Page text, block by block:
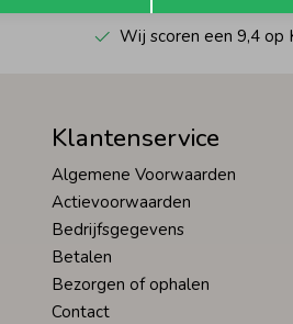
Wij scoren een 9,4 op
Klantenservice
Algemene Voorwaarden
Actievoorwaarden
Bedrijfsgegevens
Betalen
Bezorgen of ophalen
Contact